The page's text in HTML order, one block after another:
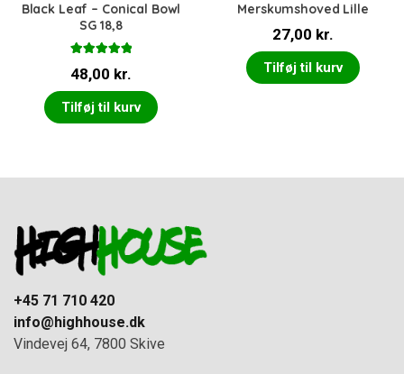
Black Leaf – Conical Bowl
SG 18,8
5.00ud af 5
48,00 kr.
Tilføj til kurv
Merskumshoved Lille
27,00 kr.
Tilføj til kurv
+45 71 710 420
info@highhouse.dk
Vindevej 64, 7800 Skive